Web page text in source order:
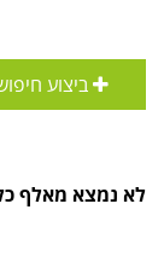
ביצוע
לא נמצא מאלף